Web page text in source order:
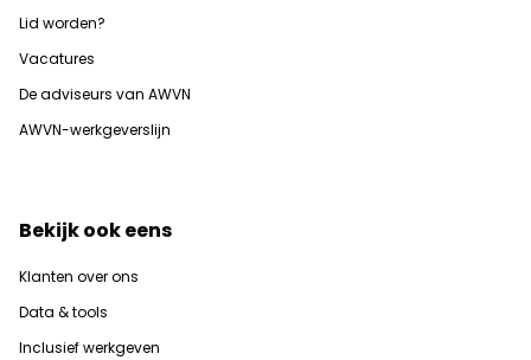
Lid worden?
Vacatures
De adviseurs van AWVN
AWVN-werkgeverslijn
Bekijk ook eens
Klanten over ons
Data & tools
Inclusief werkgeven